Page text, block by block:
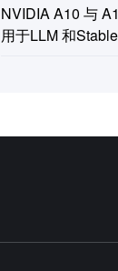
NVIDIA A10 与
用于LLM 和